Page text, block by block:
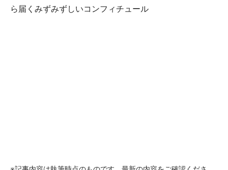
ら届くみずみずしいコンフィチュール